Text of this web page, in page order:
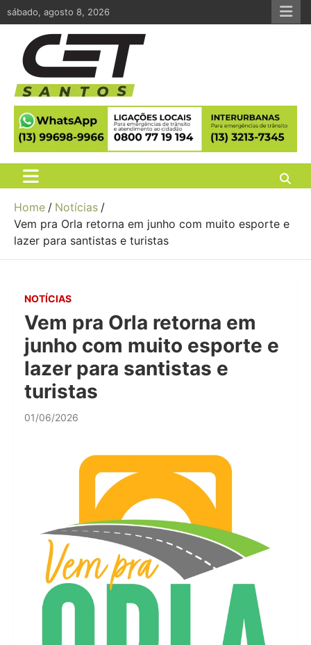
Skip
to
content
sábado, agosto 8, 2026
CET Santos
Companhia de Engenharia de Tráfego de Santos
Home
Notícias
Vem pra Orla retorna em junho com muito esporte e
lazer para santistas e turistas
NOTÍCIAS
Vem pra Orla retorna em
junho com muito esporte e
lazer para santistas e
turistas
01/06/2026